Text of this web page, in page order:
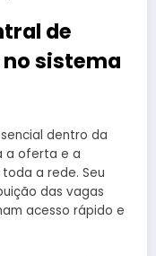
de
sistema
dentro da
a oferta e a
a rede. Seu
das vagas
acesso rápido e